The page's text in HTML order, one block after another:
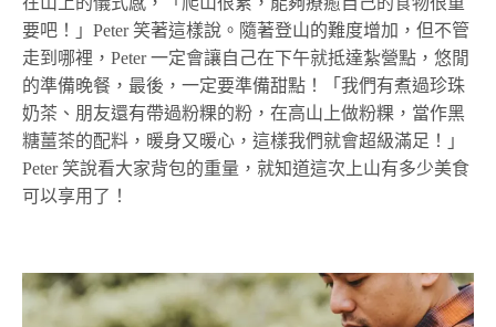
要吧！」Peter 笑著這樣說。隨著登山的難度增加，但不管
走到哪裡，Peter 一定會讓自己在下午就抵達紮營點，悠閒
的準備晚餐，最後，一定要準備甜點！「我們有煮過珍珠
奶茶、朋友還有帶過粉粿的粉，在高山上做粉粿，當作黑
糖薑茶的配料，暖身又暖心，這樣我們就會超級滿足！」
Peter 笑說看大家背包的重量，就知道這次上山有多少美食
可以享用了！